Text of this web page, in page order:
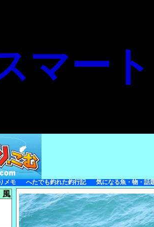
マー
メモ へたでも釣れた釣行記 気になる魚・物・話
風